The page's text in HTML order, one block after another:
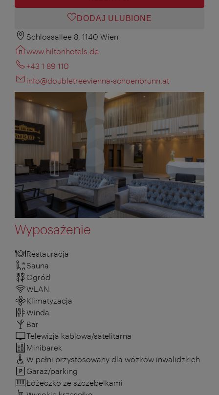
DODAJ ULUBIONE
Schlossallee 8, 1140 Wien
www.hiltonhotels.de
+43 1 89 110
info@doubletreevienna-schoenbrunn.at
Wyposażenie
Restauracja
Sauna
Ogród
WLAN
Klimatyzacja
Winda
Bar
Telewizja kablowa/satelitarna
Minibarek
W pełni przystosowany dla wózków inwalidzkich
Garaż/parking
Łóżeczko ze szczebelkami